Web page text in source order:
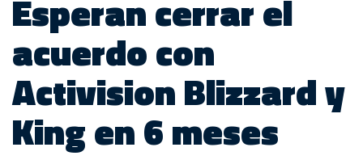
Esperan cerrar el
acuerdo con
Activision Blizzard y
King en 6 meses